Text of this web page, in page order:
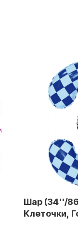
Шар (34''/
Клеточки,